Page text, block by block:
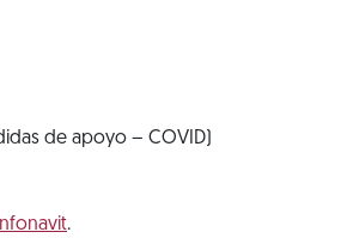
de apoyo – COVID)
.